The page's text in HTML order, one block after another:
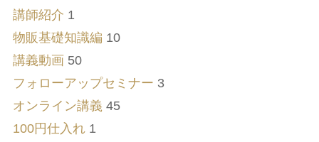
講師紹介 1
物販基礎知識編 10
講義動画 50
フォローアップセミナー 3
オンライン講義 45
100円仕入れ 1